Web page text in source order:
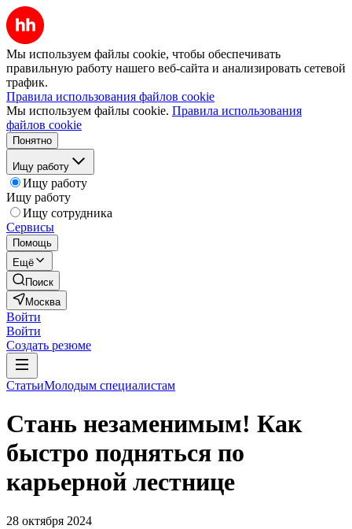
Мы используем файлы cookie, чтобы обеспечивать
правильную работу нашего веб-сайта и анализировать сетевой
трафик.
Правила использования файлов cookie
Мы используем файлы cookie. Правила использования
файлов cookie
Понятно
Ищу работу
Ищу работу
Ищу работу
Ищу сотрудника
Сервисы
Помощь
Ещё
Поиск
Москва
Войти
Войти
Создать резюме
СтатьиМолодым специалистам
Стань незаменимым! Как
быстро подняться по
карьерной лестнице
28 октября 2024